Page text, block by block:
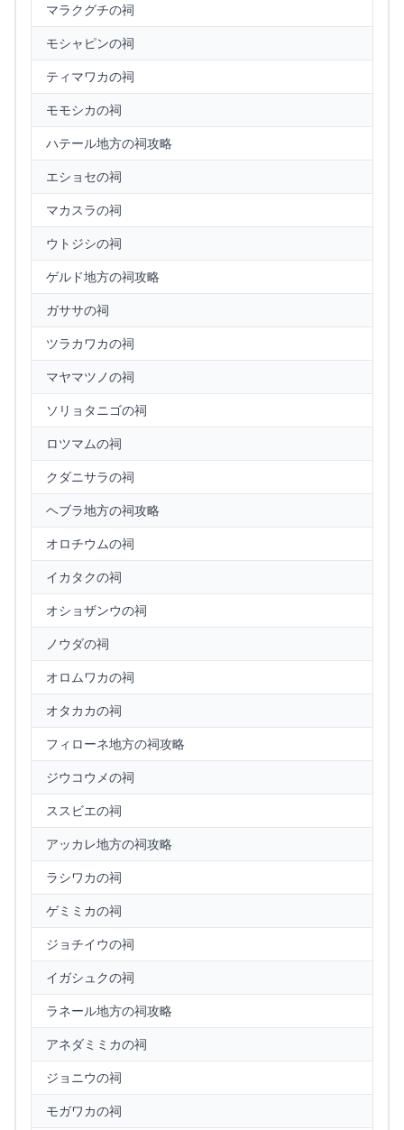
マラクグチの祠
モシャピンの祠
ティマワカの祠
モモシカの祠
ハテール地方の祠攻略
エショセの祠
マカスラの祠
ウトジシの祠
ゲルド地方の祠攻略
ガササの祠
ツラカワカの祠
マヤマツノの祠
ソリョタニゴの祠
ロツマムの祠
クダニサラの祠
ヘブラ地方の祠攻略
オロチウムの祠
イカタクの祠
オショザンウの祠
ノウダの祠
オロムワカの祠
オタカカの祠
フィローネ地方の祠攻略
ジウコウメの祠
ススビエの祠
アッカレ地方の祠攻略
ラシワカの祠
ゲミミカの祠
ジョチイウの祠
イガシュクの祠
ラネール地方の祠攻略
アネダミミカの祠
ジョニウの祠
モガワカの祠